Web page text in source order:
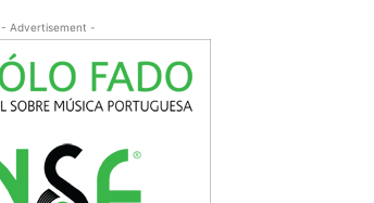
- Advertisement -